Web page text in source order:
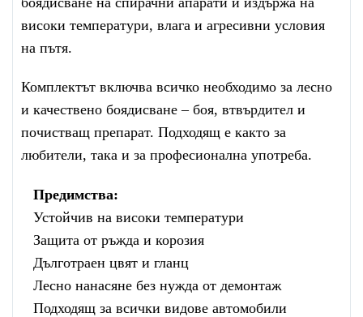
високи температури, влага и агресивни условия
на пътя.
Комплектът включва всичко необходимо за лесно
и качествено боядисване – боя, втвърдител и
почистващ препарат. Подходящ е както за
любители, така и за професионална употреба.
Предимства:
Устойчив на високи температури
Защита от ръжда и корозия
Дълготраен цвят и гланц
Лесно нанасяне без нужда от демонтаж
Подходящ за всички видове автомобили